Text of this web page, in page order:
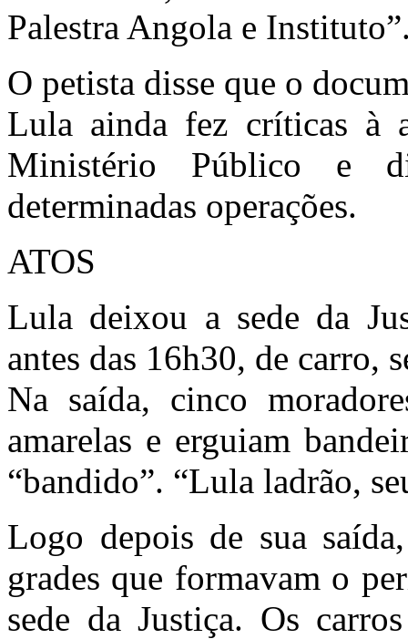
Palestra Angola e
O petista disse que o
Lula ainda fez críticas à
Ministério Público e
determinadas operações.
ATOS
Lula deixou a sede da
antes das 16h30, de carro,
Na saída, cinco
amarelas e erguiam
“bandido”. “Lula ladrão,
Logo depois de sua
grades que formavam o
sede da Justiça. Os